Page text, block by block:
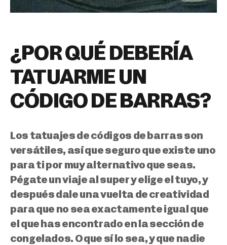
¿POR QUÉ DEBERÍA
TATUARME UN
CÓDIGO DE BARRAS?
Los tatuajes de códigos de barras son
versátiles, así que seguro que existe uno
para ti por muy alternativo que seas.
Pégate un viaje al super y elige el tuyo, y
después dale una vuelta de creatividad
para que no sea exactamente igual que
el que has encontrado en la sección de
congelados. O que sí lo sea, y que nadie